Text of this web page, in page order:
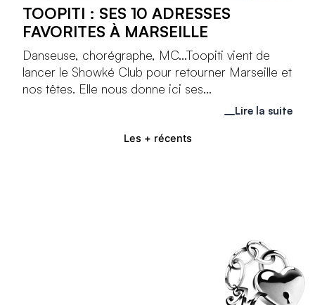
Les + récents
TOOPITI : SES 10 ADRESSES
FAVORITES À MARSEILLE
Danseuse, chorégraphe, MC...Toopiti vient de
lancer le Showké Club pour retourner Marseille et
nos têtes. Elle nous donne ici ses...
Lire la suite